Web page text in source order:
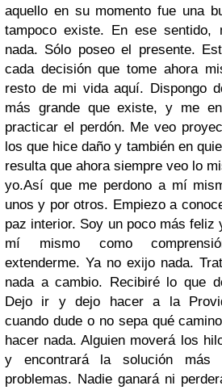
aquello en su momento fue una
tampoco existe. En ese sentido,
nada. Sólo poseo el presente.
cada decisión que tome ahora
resto de mi vida aquí. Dispongo
más grande que existe, y me
practicar el perdón. Me veo
los que hice daño y también en
resulta que ahora siempre veo lo
yo.Así que me perdono a mí
unos y por otros. Empiezo a
paz interior. Soy un poco más feliz
mí mismo como
extenderme. Ya no exijo nada.
nada a cambio. Recibiré lo que
Dejo ir y dejo hacer a la
cuando dude o no sepa qué
hacer nada. Alguien moverá los
y encontrará la solución más
problemas. Nadie ganará ni